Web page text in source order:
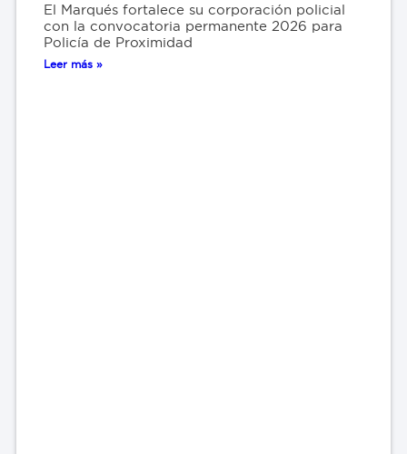
El Marqués fortalece su corporación policial
con la convocatoria permanente 2026 para
Policía de Proximidad
Leer más »